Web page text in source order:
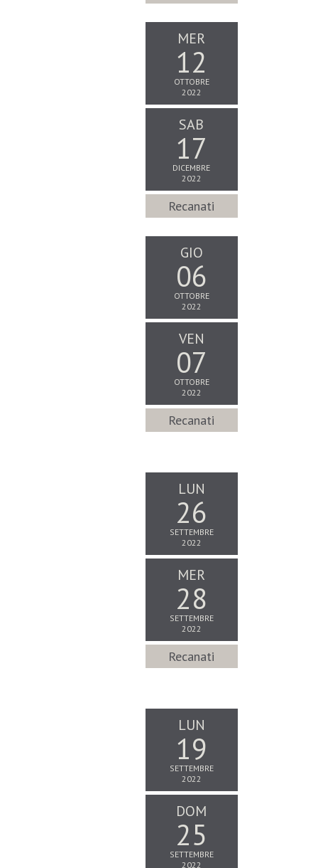
MER
12
OTTOBRE
2022
SAB
17
DICEMBRE
2022
Recanati
GIO
06
OTTOBRE
2022
VEN
07
OTTOBRE
2022
Recanati
LUN
26
SETTEMBRE
2022
MER
28
SETTEMBRE
2022
Recanati
LUN
19
SETTEMBRE
2022
DOM
25
SETTEMBRE
2022